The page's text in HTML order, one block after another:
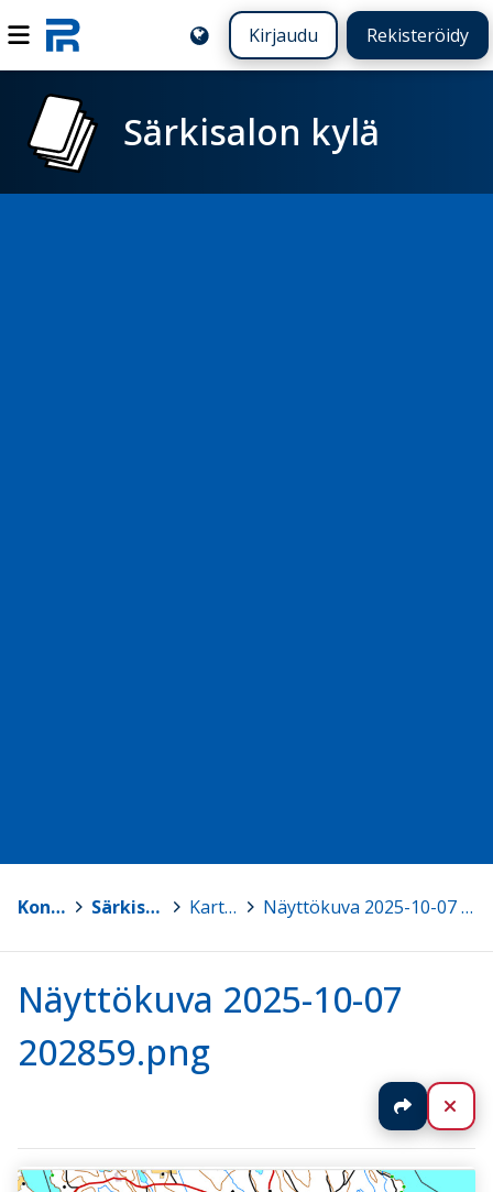
Kirjaudu Rekisteröidy
Särkisalon kylä
Konnevesi > Särkisalon kylä Kartta Näyttökuva 2025-10-07 202859.png
Näyttökuva 2025-10-07
202859.png
Jaa